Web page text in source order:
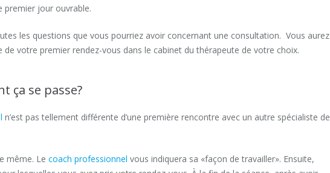
premier jour ouvrable.
les questions que vous pourriez avoir concernant une consultation. Vous aurez
de votre premier rendez-vous dans le cabinet du thérapeute de votre choix.
ça se passe?
n’est pas tellement différente d’une première rencontre avec un autre spécialiste de
même. Le coach professionnel vous indiquera sa «façon de travailler». Ensuite,